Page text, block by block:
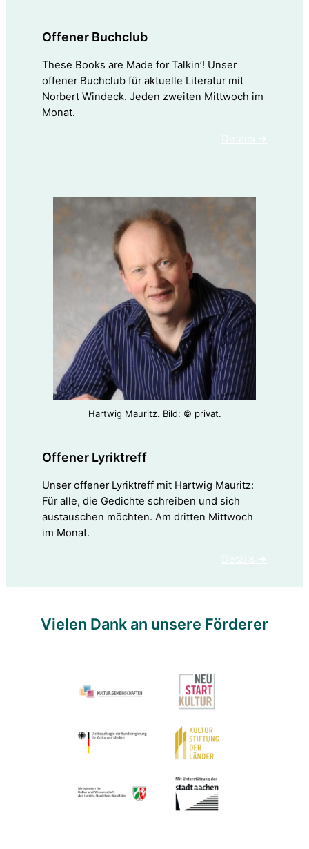
Offener Buchclub
These Books are Made for Talkin’! Unser
offener Buchclub für aktuelle Literatur mit
Norbert Windeck. Jeden zweiten Mittwoch im
Monat.
Hartwig Mauritz. Bild: © privat.
Offener Lyriktreff
Unser offener Lyriktreff mit Hartwig Mauritz:
Für alle, die Gedichte schreiben und sich
austauschen möchten. Am dritten Mittwoch
im Monat.
Vielen Dank an unsere Förderer